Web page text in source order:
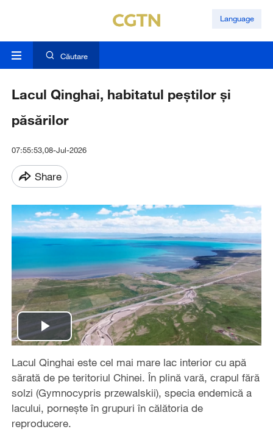
Language
Căutare
Lacul Qinghai, habitatul peștilor și
păsărilor
07:55:53,08-Jul-2026
Share
Play
Video
Lacul Qinghai este cel mai mare lac interior cu apă
sărată de pe teritoriul Chinei. În plină vară, crapul fără
solzi (Gymnocypris przewalskii), specia endemică a
lacului, pornește în grupuri în călătoria de
reproducere.